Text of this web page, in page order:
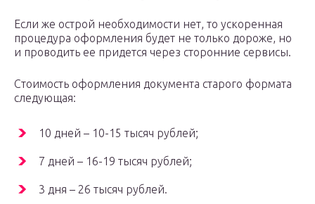
Если же острой необходимости нет, то ускоренная
процедура оформления будет не только дороже, но
и проводить ее придется через сторонние сервисы.
Стоимость оформления документа старого формата
следующая:
10 дней – 10-15 тысяч рублей;
7 дней – 16-19 тысяч рублей;
3 дня – 26 тысяч рублей.